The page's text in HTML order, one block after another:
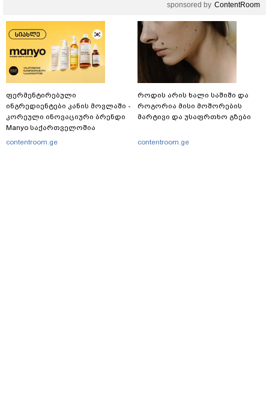
sponsored by ContentRoom
ფერმენტირებული
ინგრედიენტები კანის მოვლაში -
კორეული ინოვაციური ბრენდი
Manyo საქართველოშია
contentroom.ge
როდის არის ხალი საშიში და
როგორია მისი მოშორების
მარტივი და უსაფრთხო გზები
contentroom.ge